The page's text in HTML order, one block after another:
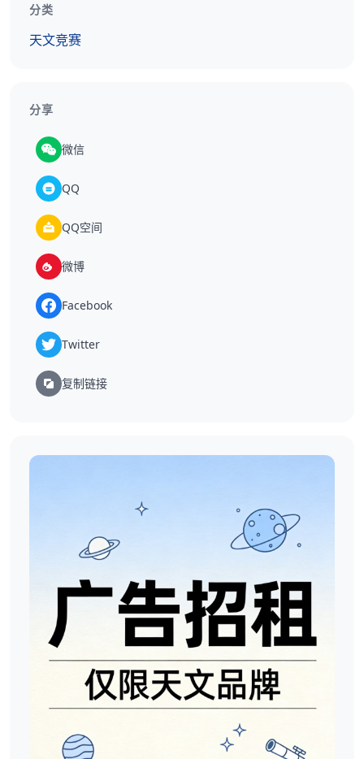
分类
天文竞赛
分享
微信
QQ
QQ空间
微博
Facebook
Twitter
复制链接